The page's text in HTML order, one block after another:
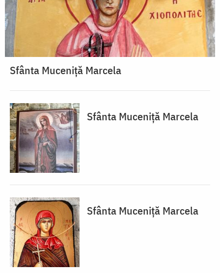
Sfânta Muceniță Marcela
Sfânta Muceniță Marcela
Sfânta Muceniță Marcela